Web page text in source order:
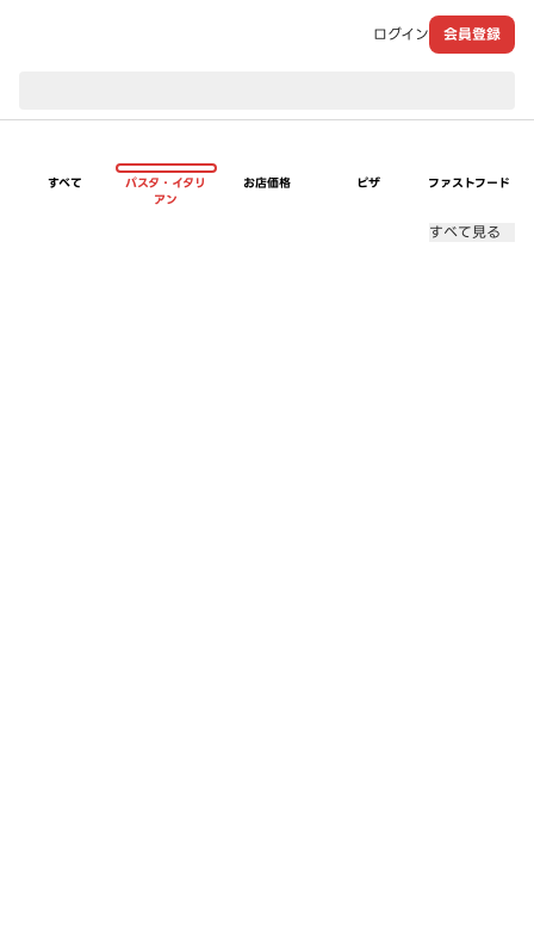
ログイン 会員登録
すべて
パスタ・イタリ
アン
お店価格 ピザ ファストフード
すべて見る